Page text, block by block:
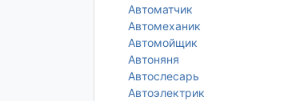
Автоматчик
Автомеханик
Автомойщик
Автоняня
Автослесарь
Автоэлектрик